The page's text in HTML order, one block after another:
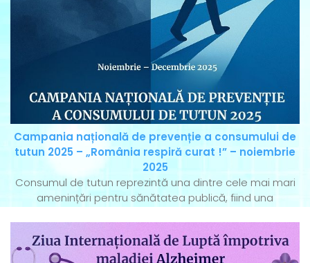
Campania națională de prevenție a consumului de
tutun 2025 – „România respiră curat !” – noiembrie
2025
Consumul de tutun reprezintă una dintre cele mai mari
amenințări pentru sănătatea publică, fiind una